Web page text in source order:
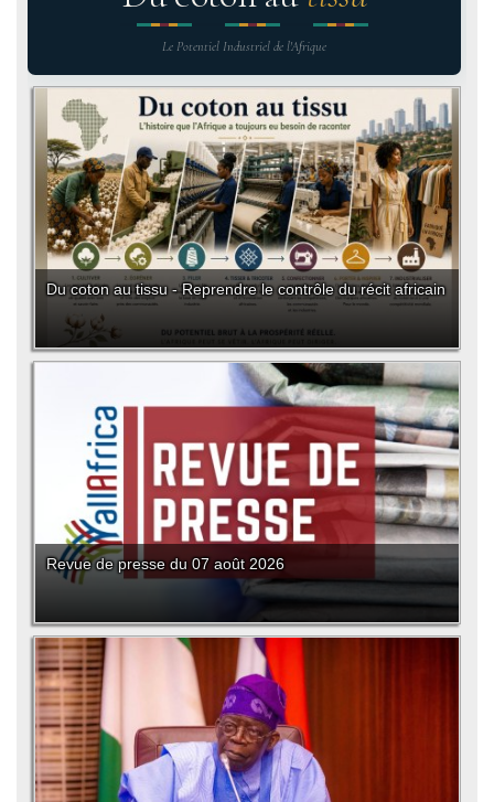
Le Potentiel Industriel de l'Afrique
Du coton au tissu - Reprendre le contrôle du récit africain
Revue de presse du 07 août 2026